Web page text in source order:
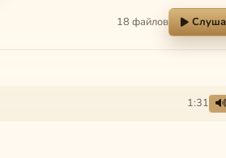
18 файлов
1:31